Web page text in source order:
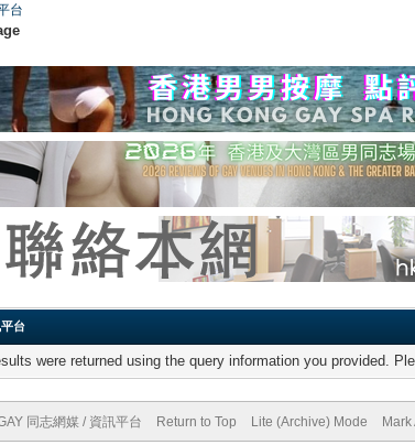
台
台
were returned using the query information you provided.
同志網媒 / 資訊平台 Return to Top Lite (Archive) Mode Mark